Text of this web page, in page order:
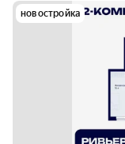
новостройка